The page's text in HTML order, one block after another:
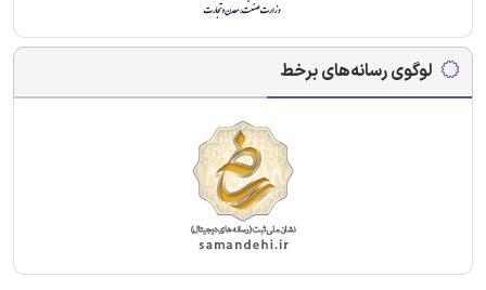
لوگوی رسانه‌های برخط